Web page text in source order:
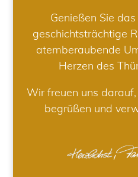
Genießen Sie
geschichtsträchtige
atemberaubende
Herzen des
Wir freuen uns
begrüßen und